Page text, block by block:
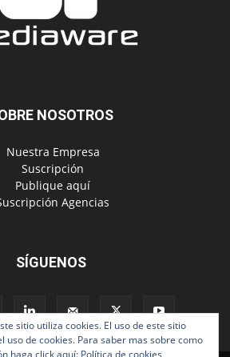
NOSOTROS
‎ Nuestra Empresa
‎ Suscripción
‎ Publique aquí
Agencias
SÍGUENOS
sitio utiliza cookies. El uso de este sitio
uso de cookies. Para saber mas sobre como
haga click aquí: Política de cookies